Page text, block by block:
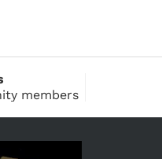
members